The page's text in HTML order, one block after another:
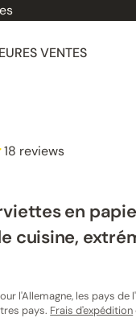
VENTES
4 dans une fenêtre
18 reviews
en
cuisine,
l'Allemagne, les pays
pays. Frais d'expédition